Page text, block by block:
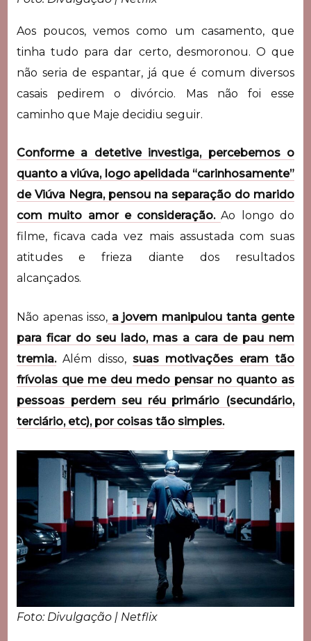
Aos poucos, vemos como um casamento, que
tinha tudo para dar certo, desmoronou. O que
não seria de espantar, já que é comum diversos
casais pedirem o divórcio. Mas não foi esse
caminho que Maje decidiu seguir.
Conforme a detetive investiga, percebemos o
quanto a viúva, logo apelidada “carinhosamente”
de Viúva Negra, pensou na separação do marido
com muito amor e consideração.Ao longo do
filme, ficava cada vez mais assustada com suas
atitudes e frieza diante dos resultados
alcançados.
Não apenas isso,a jovem manipulou tanta gente
para ficar do seu lado, mas a cara de pau nem
tremia.Além disso, suas motivações eram tão
frívolas que me deu medo pensar no quanto as
pessoas perdem seu réu primário (secundário,
terciário, etc), por coisas tão simples.
Foto: Divulgação | Netflix